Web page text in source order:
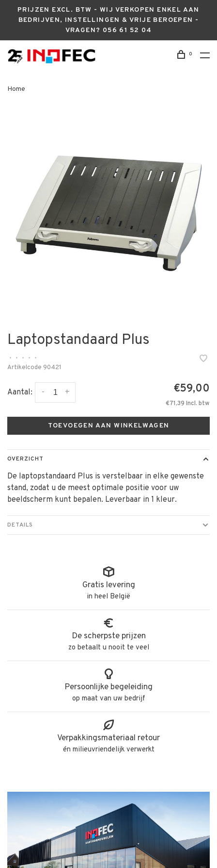
PRIJZEN EXCL. BTW - WIJ VERKOPEN ENKEL AAN
BEDRIJVEN, INSTELLINGEN & VRIJE BEROEPEN -
VRAGEN? 056 61 52 04
0
Home
Laptopstandaard Plus
• • • •
•
Artikelcode 90421
Aantal: +
- €59,00
€71,39 Incl. btw
TOEVOEGEN AAN WINKELWAGEN
OVERZICHT
De laptopstandaard Plus is verstelbaar in elke gewenste
stand, zodat u de meest optimale positie voor uw
beeldscherm kunt bepalen. Leverbaar in 1 kleur.
DETAILS
Gratis levering
in heel België
De scherpste prijzen
zo betaalt u nooit te veel
Persoonlijke begeleiding
op maat van uw bedrijf
Verpakkingsmateriaal retour
én milieuvriendelijk verwerkt